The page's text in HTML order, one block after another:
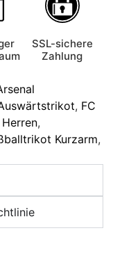
SSL-sichere
Zahlung
, FC
,
Kurzarm,